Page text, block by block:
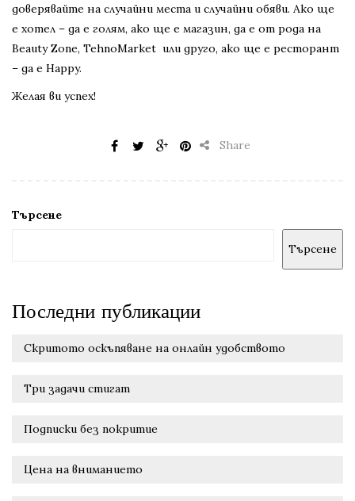
доверявайте на случайни места и случайни обяви. Ако ще
е хотел – да е голям, ако ще е магазин, да е от рода на
Beauty Zone, TehnoMarket или друго, ако ще е ресторант
– да е Happy.
Желая ви успех!
Share
Търсене
Търсене
Последни публикации
Скритото оскъпяване на онлайн удобството
Три задачи стигат
Подписки без покритие
Цена на вниманието